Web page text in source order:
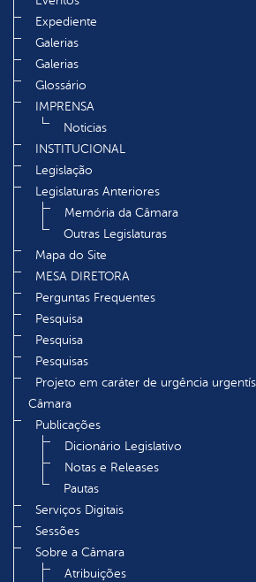
Expediente
Galerias
Galerias
Glossário
IMPRENSA
Noticias
INSTITUCIONAL
Legislação
Legislaturas Anteriores
Memória da Câmara
Outras Legislaturas
Mapa do Site
MESA DIRETORA
Perguntas Frequentes
Pesquisa
Pesquisa
Pesquisas
Projeto em caráter de urgência
Câmara
Publicações
Dicionário Legislativo
Notas e Releases
Pautas
Serviços Digitais
Sessões
Sobre a Câmara
Atribuições